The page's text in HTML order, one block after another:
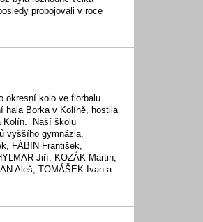
probojovali v roce
okresní kolo ve florbalu
hala Borka v Kolíně, hostila
Kolín. Naší školu
vyššího gymnázia.
FÁBIN František,
Jiří, KOZÁK Martin,
Aleš, TOMÁŠEK Ivan a